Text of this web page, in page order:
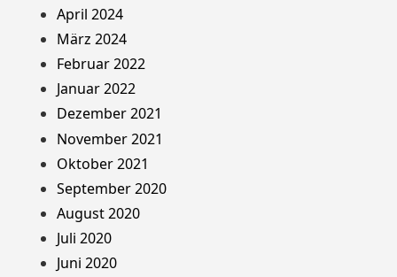
April 2024
März 2024
Februar 2022
Januar 2022
Dezember 2021
November 2021
Oktober 2021
September 2020
August 2020
Juli 2020
Juni 2020